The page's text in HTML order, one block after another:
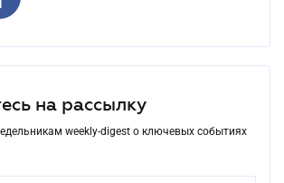
на рассылку
weekly-digest о ключевых событиях